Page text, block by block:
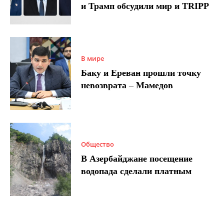
и Трамп обсудили мир и TRIPP
В мире
Баку и Ереван прошли точку
невозврата – Мамедов
Общество
В Азербайджане посещение
водопада сделали платным